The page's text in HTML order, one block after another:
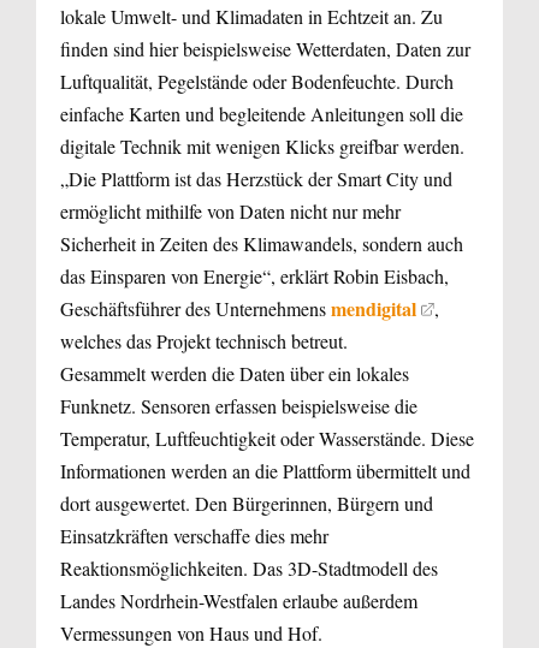
lokale Umwelt- und Klimadaten in Echtzeit an. Zu
finden sind hier beispielsweise Wetterdaten, Daten zur
Luftqualität, Pegelstände oder Bodenfeuchte. Durch
einfache Karten und begleitende Anleitungen soll die
digitale Technik mit wenigen Klicks greifbar werden.
„Die Plattform ist das Herzstück der Smart City und
ermöglicht mithilfe von Daten nicht nur mehr
Sicherheit in Zeiten des Klimawandels, sondern auch
das Einsparen von Energie“, erklärt Robin Eisbach,
Geschäftsführer des Unternehmensmendigital
,
welches das Projekt technisch betreut.
Gesammelt werden die Daten über ein lokales
Funknetz. Sensoren erfassen beispielsweise die
Temperatur, Luftfeuchtigkeit oder Wasserstände. Diese
Informationen werden an die Plattform übermittelt und
dort ausgewertet. Den Bürgerinnen, Bürgern und
Einsatzkräften verschaffe dies mehr
Reaktionsmöglichkeiten. Das 3D-Stadtmodell des
Landes Nordrhein-Westfalen erlaube außerdem
Vermessungen von Haus und Hof.